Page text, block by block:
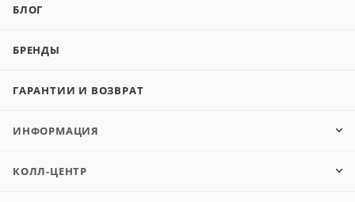
БЛОГ
БРЕНДЫ
ГАРАНТИИ И ВОЗВРАТ
ИНФОРМАЦИЯ
КОЛЛ-ЦЕНТР